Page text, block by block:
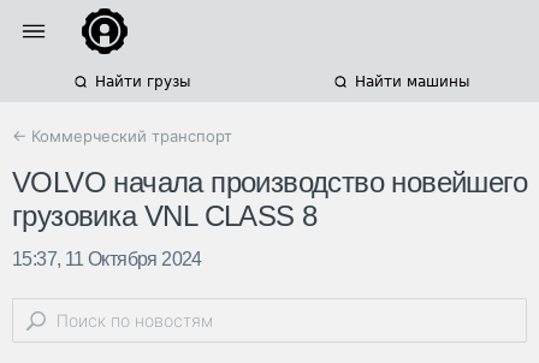
Найти грузы Найти машины
← Коммерческий транспорт
VOLVO начала производство новейшего
грузовика VNL CLASS 8
15:37, 11 Октября 2024